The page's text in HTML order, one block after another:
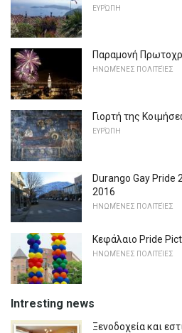
ΕΥΡΏΠΗ
Παραμονή
ΗΝΩΜΈΝΕΣ ΠΟΛΙΤΕΊΕΣ
Γιορτή της
ΕΥΡΏΠΗ
Durango Gay Pride
2016
ΗΝΩΜΈΝΕΣ ΠΟΛΙΤΕΊΕΣ
Κεφάλαιο Pride
ΗΝΩΜΈΝΕΣ ΠΟΛΙΤΕΊΕΣ
Intresting news
Ξενοδοχεία και